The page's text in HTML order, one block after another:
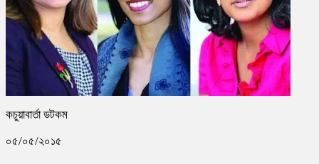
কচুয়াবার্তা ডটকম
০৫/০৫/২০১৫